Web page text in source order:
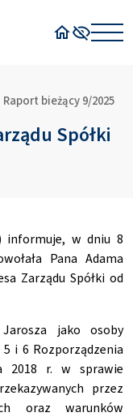
Raport bieżący 9/2025
Spółki
informuje, w dniu 8
Pana Adama
Zarządu Spółki od
jako osoby
i 6 Rozporządzenia
2018 r. w sprawie
przez
oraz warunków